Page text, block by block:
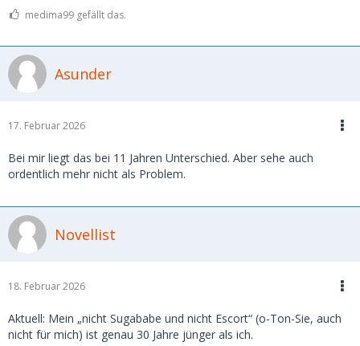
medima99 gefällt das.
Asunder
17. Februar 2026
Bei mir liegt das bei 11 Jahren Unterschied. Aber sehe auch
ordentlich mehr nicht als Problem.
Novellist
18. Februar 2026
Aktuell: Mein „nicht Sugababe und nicht Escort“ (o-Ton-Sie, auch
nicht für mich) ist genau 30 Jahre jünger als ich.